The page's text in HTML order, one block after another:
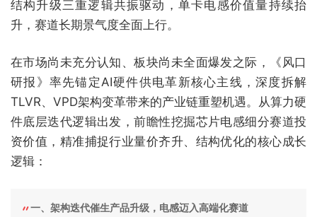
结构升级三重逻辑共振驱动，单卡电感价值量持续抬
升，赛道长期景气度全面上行。
在市场尚未充分认知、板块尚未全面爆发之际，《风口
研报》率先锚定AI硬件供电革新核心主线，深度拆解
TLVR、VPD架构变革带来的产业链重塑机遇。从算力硬
件底层迭代逻辑出发，前瞻性挖掘芯片电感细分赛道投
资价值，精准捕捉行业量价齐升、结构优化的核心成长
逻辑：
一、架构迭代催生产品升级，电感迈入高端化赛道